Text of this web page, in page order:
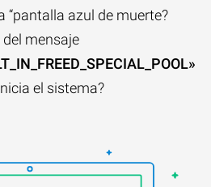
“pantalla azul de muerte?
mensaje
el sistema?